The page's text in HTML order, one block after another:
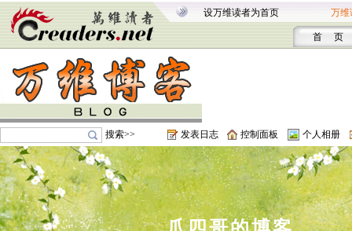
设万维读者为首页 万维
首 页
搜索>> 发表日志 控制面板 个人相册